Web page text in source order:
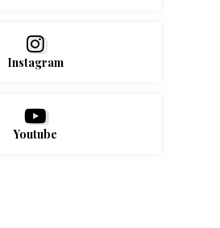
Instagram
Youtube